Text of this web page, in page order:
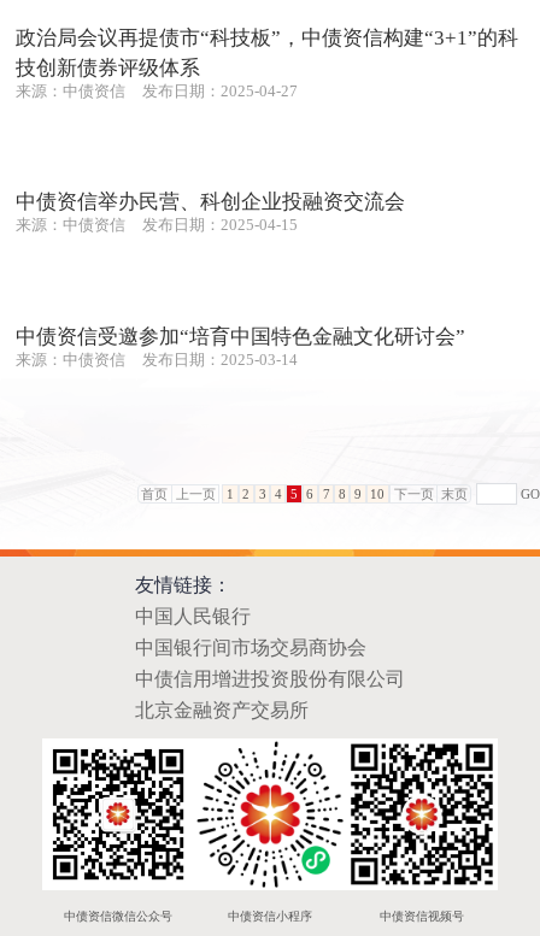
政治局会议再提债市“科技板”，中债资信构建“3+1”的科
技创新债券评级体系
来源：中债资信 发布日期：2025-04-27
中债资信举办民营、科创企业投融资交流会
来源：中债资信 发布日期：2025-04-15
中债资信受邀参加“培育中国特色金融文化研讨会”
来源：中债资信 发布日期：2025-03-14
首页 上一页 1 2 3 4 5 6 7 8 9 10 下一页 末页 GO
友情链接：
中国人民银行
中国银行间市场交易商协会
中债信用增进投资股份有限公司
北京金融资产交易所
中债资信微信公众号 中债资信小程序 中债资信视频号